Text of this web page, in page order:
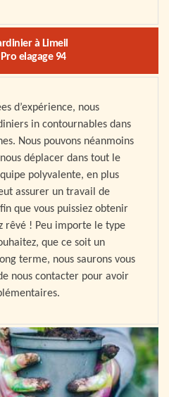
à Limeil
elagage 94
d’expérience, nous
in contournables dans
Nous pouvons néanmoins
déplacer dans tout le
polyvalente, en plus
assurer un travail de
que vous puissiez obtenir
rêvé ! Peu importe le type
que ce soit un
terme, nous saurons vous
nous contacter pour avoir